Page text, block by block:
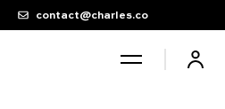
contact@charles.co